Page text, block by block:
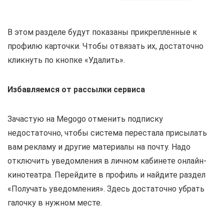
В этом разделе будут показаны прикрепленные к
профилю карточки. Чтобы отвязать их, достаточно
кликнуть по кнопке «Удалить».
Избавляемся от рассылки сервиса
Зачастую на Megogo отменить подписку
недостаточно, чтобы система перестала присылать
вам рекламу и другие материалы на почту. Надо
отключить уведомления в личном кабинете онлайн-
кинотеатра. Перейдите в профиль и найдите раздел
«Получать уведомления». Здесь достаточно убрать
галочку в нужном месте.